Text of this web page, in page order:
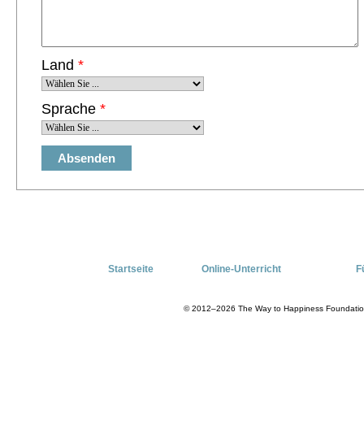
Land *
Sprache *
Startseite Online-Unterricht
© 2012–2026 The Way to Happiness